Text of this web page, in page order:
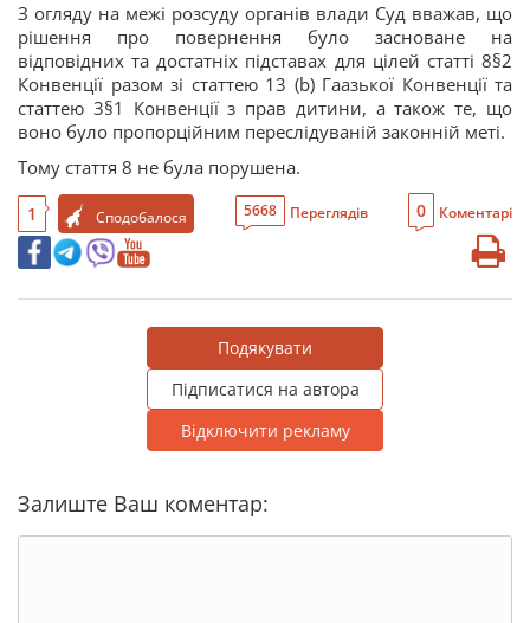
З огляду на межі розсуду органів влади Суд вважав, що
рішення про повернення було засноване на
відповідних та достатніх підставах для цілей статті 8§2
Конвенції разом зі статтею 13 (b) Гаазької Конвенції та
статтею 3§1 Конвенції з прав дитини, а також те, що
воно було пропорційним переслідуваній законній меті.
Тому стаття 8 не була порушена.
1 Сподобалося 5668 Переглядів 0 Коментарі
Подякувати
Підписатися на автора
Відключити рекламу
Залиште Ваш коментар: